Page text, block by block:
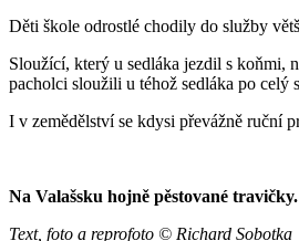
Děti škole odrostlé chodily do služby
Sloužící, který u sedláka jezdil s koňmi,
pacholci sloužili u téhož sedláka po
I v zemědělství se kdysi převážně ruční
Na Valašsku hojně pěstované
Text, foto a reprofoto © Richard Sobotka